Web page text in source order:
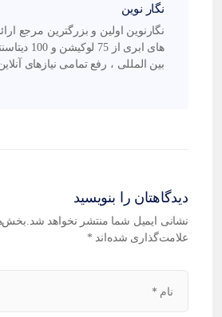
نگار نوین
نگارنوین اولین و بزرگترین مرجع
های ابری از
بین المللی ، رفع تمامی نیازهای
دیدگاهتان را بنویسید
نشانی ایمیل شما منتشر نخواهد شد.
علامت‌گذاری شده‌اند *